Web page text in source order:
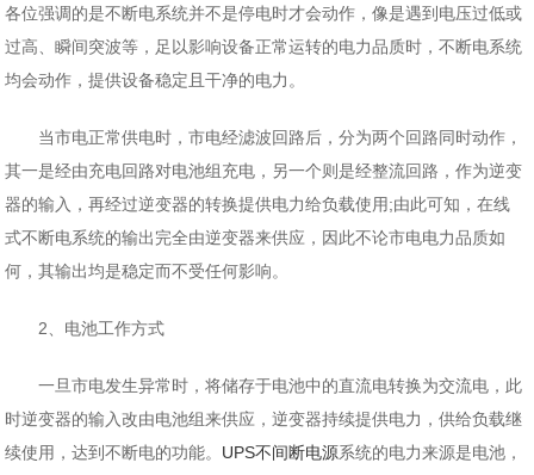
各位强调的是不断电系统并不是停电时才会动作，像是遇到电压过低或
过高、瞬间突波等，足以影响设备正常运转的电力品质时，不断电系统
均会动作，提供设备稳定且干净的电力。
当市电正常供电时，市电经滤波回路后，分为两个回路同时动作，
其一是经由充电回路对电池组充电，另一个则是经整流回路，作为逆变
器的输入，再经过逆变器的转换提供电力给负载使用;由此可知，在线
式不断电系统的输出完全由逆变器来供应，因此不论市电电力品质如
何，其输出均是稳定而不受任何影响。
2、电池工作方式
一旦市电发生异常时，将储存于电池中的直流电转换为交流电，此
时逆变器的输入改由电池组来供应，逆变器持续提供电力，供给负载继
续使用，达到不断电的功能。 UPS不间断电源系统的电力来源是电池，